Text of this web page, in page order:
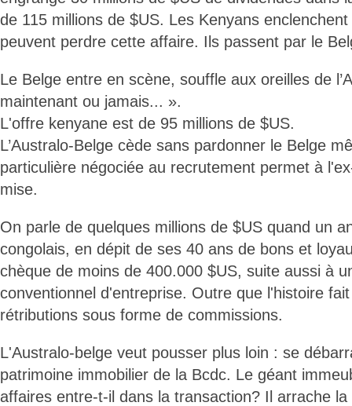
de 115 millions de $US. Les Kenyans
peuvent perdre cette affaire. Ils passent par le
Le Belge entre en scène, souffle aux oreilles de
maintenant ou jamais... ».
L'offre kenyane est de 95 millions de $US.
L’Australo-Belge cède sans pardonner le Belge
particulière négociée au recrutement permet à
mise.
On parle de quelques millions de $US quand un
congolais, en dépit de ses 40 ans de bons et
chèque de moins de 400.000 $US, suite aussi à
conventionnel d'entreprise. Outre que l'histoire
rétributions sous forme de commissions.
L'Australo-belge veut pousser plus loin : se
patrimoine immobilier de la Bcdc. Le géant
affaires entre-t-il dans la transaction? Il arrache